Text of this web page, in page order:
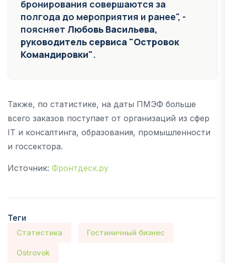
бронирования совершаются за
полгода до мероприятия и ранее", -
поясняет Любовь Васильева,
руководитель сервиса "Островок
Командировки".
Также, по статистике, на даты ПМЭФ больше
всего заказов поступает от организаций из сфер
IT и консалтинга, образования, промышленности
и госсектора.
Источник: Фронтдеск.ру
Теги
Статистика Гостиничный бизнес
Ostrovok